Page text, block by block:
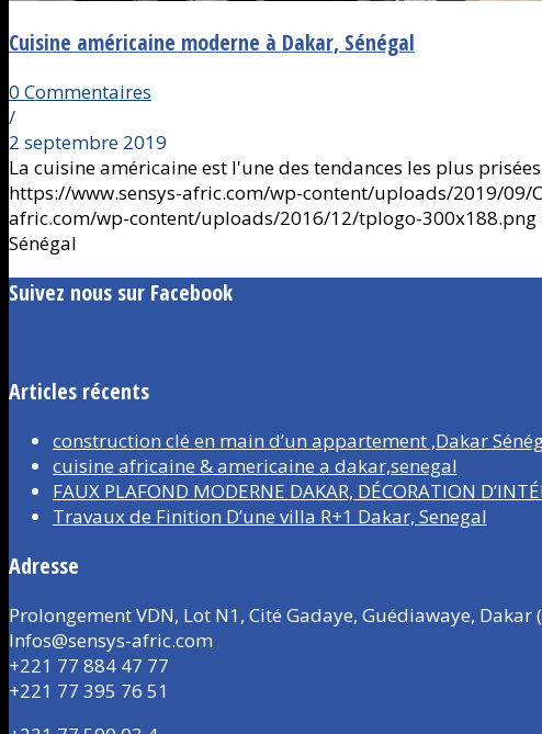
Cuisine américaine moderne à Dakar, Sénégal
0 Commentaires
/
2 septembre 2019
La cuisine américaine est l'une des tendances les plus
https://www.sensys-afric.com/wp-content/uploads/2019/
afric.com/wp-content/uploads/2016/12/tplogo-300x188.png
Sénégal
Suivez nous sur Facebook
Articles récents
construction clé en main d’un appartement ,Dakar
cuisine africaine & americaine a dakar,senegal
FAUX PLAFOND MODERNE DAKAR, DÉCORATION
Travaux de Finition D’une villa R+1 Dakar, Senegal
Adresse
Prolongement VDN, Lot N1, Cité Gadaye, Guédiawaye, Dakar
Infos@sensys-afric.com
+221 77 884 47 77
+221 77 395 76 51